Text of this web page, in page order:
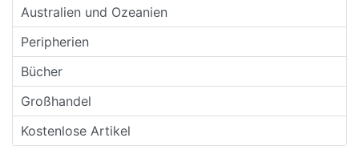
Australien und Ozeanien
Peripherien
Bücher
Großhandel
Kostenlose Artikel